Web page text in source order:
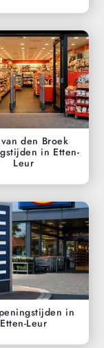
den Broek
in Etten-
Leur
in
Etten-Leur